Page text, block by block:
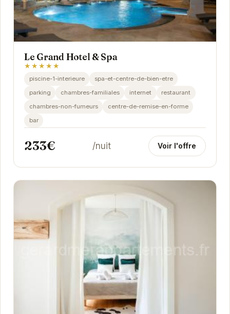
Le Grand Hotel & Spa
★★★★★
piscine-1-interieure
spa-et-centre-de-bien-etre
parking
chambres-familiales internet
restaurant
chambres-non-fumeurs
centre-de-remise-en-forme
bar
233€ /nuit Voir l'offre